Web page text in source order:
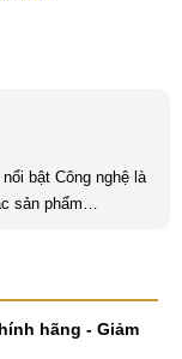
sản phẩm
chuyên nghiệp là
hãng - Giảm